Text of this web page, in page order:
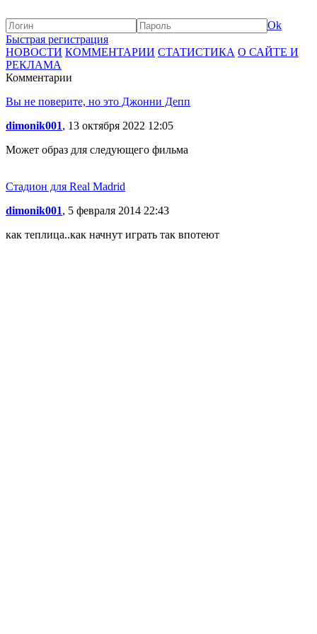
Ok
Быстрая регистрация
НОВОСТИ КОММЕНТАРИИ СТАТИСТИКА О САЙТЕ И
РЕКЛАМА
Комментарии
Вы не поверите, но это Джонни Депп
dimonik001, 13 октября 2022 12:05
Может образ для следующего фильма
Стадион для Real Madrid
dimonik001, 5 февраля 2014 22:43
как теплица..как начнут играть так впотеют